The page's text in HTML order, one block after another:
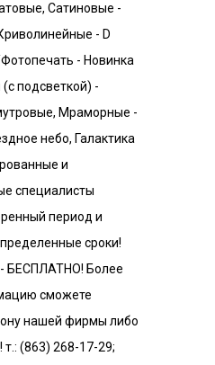
Сатиновые -
- D
- Новинка
подсветкой) -
Мраморные -
небо, Галактика
и
специалисты
период и
сроки!
БЕСПЛАТНО! Более
сможете
нашей фирмы либо
(863) 268-17-29;